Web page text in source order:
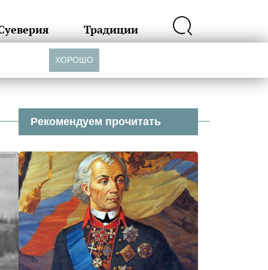
Традиции
Рекомендуем прочитать
ХОРОШО